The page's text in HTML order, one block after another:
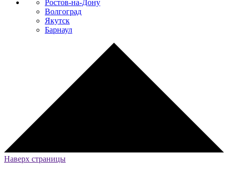
Ростов-на-Дону
Волгоград
Якутск
Барнаул
Наверх страницы